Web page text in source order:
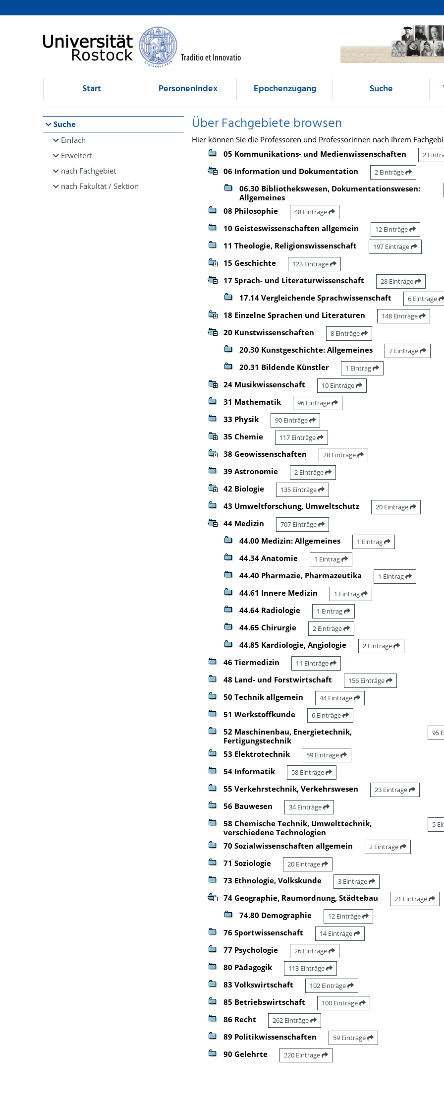
Browsen
direkt zum Inhalt
Start Personenindex Epochenzugang Suche
Suche
Einfach
Erweitert
nach Fachgebiet
nach Fakultät / Sektion
Über Fachgebiete browsen
Hier können Sie die Professoren und Professorinnen nach Ihrem
05 Kommunikations- und Medienwissenschaften
2
06 Information und Dokumentation 2 Einträge
06.30 Bibliothekswesen, Dokumentationswesen:
Allgemeines
08 Philosophie 48 Einträge
10 Geisteswissenschaften allgemein 12 Einträge
11 Theologie, Religionswissenschaft 197 Einträge
15 Geschichte 123 Einträge
17 Sprach- und Literaturwissenschaft 28 Einträge
17.14 Vergleichende Sprachwissenschaft 6 Einträge
18 Einzelne Sprachen und Literaturen 148 Einträge
20 Kunstwissenschaften 8 Einträge
20.30 Kunstgeschichte: Allgemeines 7 Einträge
20.31 Bildende Künstler 1 Eintrag
24 Musikwissenschaft 10 Einträge
31 Mathematik 96 Einträge
33 Physik 90 Einträge
35 Chemie 117 Einträge
38 Geowissenschaften 28 Einträge
39 Astronomie 2 Einträge
42 Biologie 135 Einträge
43 Umweltforschung, Umweltschutz 20 Einträge
44 Medizin 707 Einträge
44.00 Medizin: Allgemeines 1 Eintrag
44.34 Anatomie 1 Eintrag
44.40 Pharmazie, Pharmazeutika 1 Eintrag
44.61 Innere Medizin 1 Eintrag
44.64 Radiologie 1 Eintrag
44.65 Chirurgie 2 Einträge
44.85 Kardiologie, Angiologie 2 Einträge
46 Tiermedizin 11 Einträge
48 Land- und Forstwirtschaft 156 Einträge
50 Technik allgemein 44 Einträge
51 Werkstoffkunde 6 Einträge
52 Maschinenbau, Energietechnik,
Fertigungstechnik
95
53 Elektrotechnik 59 Einträge
54 Informatik 58 Einträge
55 Verkehrstechnik, Verkehrswesen 23 Einträge
56 Bauwesen 34 Einträge
58 Chemische Technik, Umwelttechnik,
verschiedene Technologien
5
70 Sozialwissenschaften allgemein 2 Einträge
71 Soziologie 20 Einträge
73 Ethnologie, Volkskunde 3 Einträge
74 Geographie, Raumordnung, Städtebau 21 Einträge
74.80 Demographie 12 Einträge
76 Sportwissenschaft 14 Einträge
77 Psychologie 26 Einträge
80 Pädagogik 113 Einträge
83 Volkswirtschaft 102 Einträge
85 Betriebswirtschaft 100 Einträge
86 Recht 262 Einträge
89 Politikwissenschaften 59 Einträge
90 Gelehrte 220 Einträge